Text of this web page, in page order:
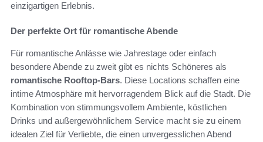
einzigartigen Erlebnis.
Der perfekte Ort für romantische Abende
Für romantische Anlässe wie Jahrestage oder einfach
besondere Abende zu zweit gibt es nichts Schöneres als
romantische Rooftop-Bars. Diese Locations schaffen eine
intime Atmosphäre mit hervorragendem Blick auf die Stadt. Die
Kombination von stimmungsvollem Ambiente, köstlichen
Drinks und außergewöhnlichem Service macht sie zu einem
idealen Ziel für Verliebte, die einen unvergesslichen Abend